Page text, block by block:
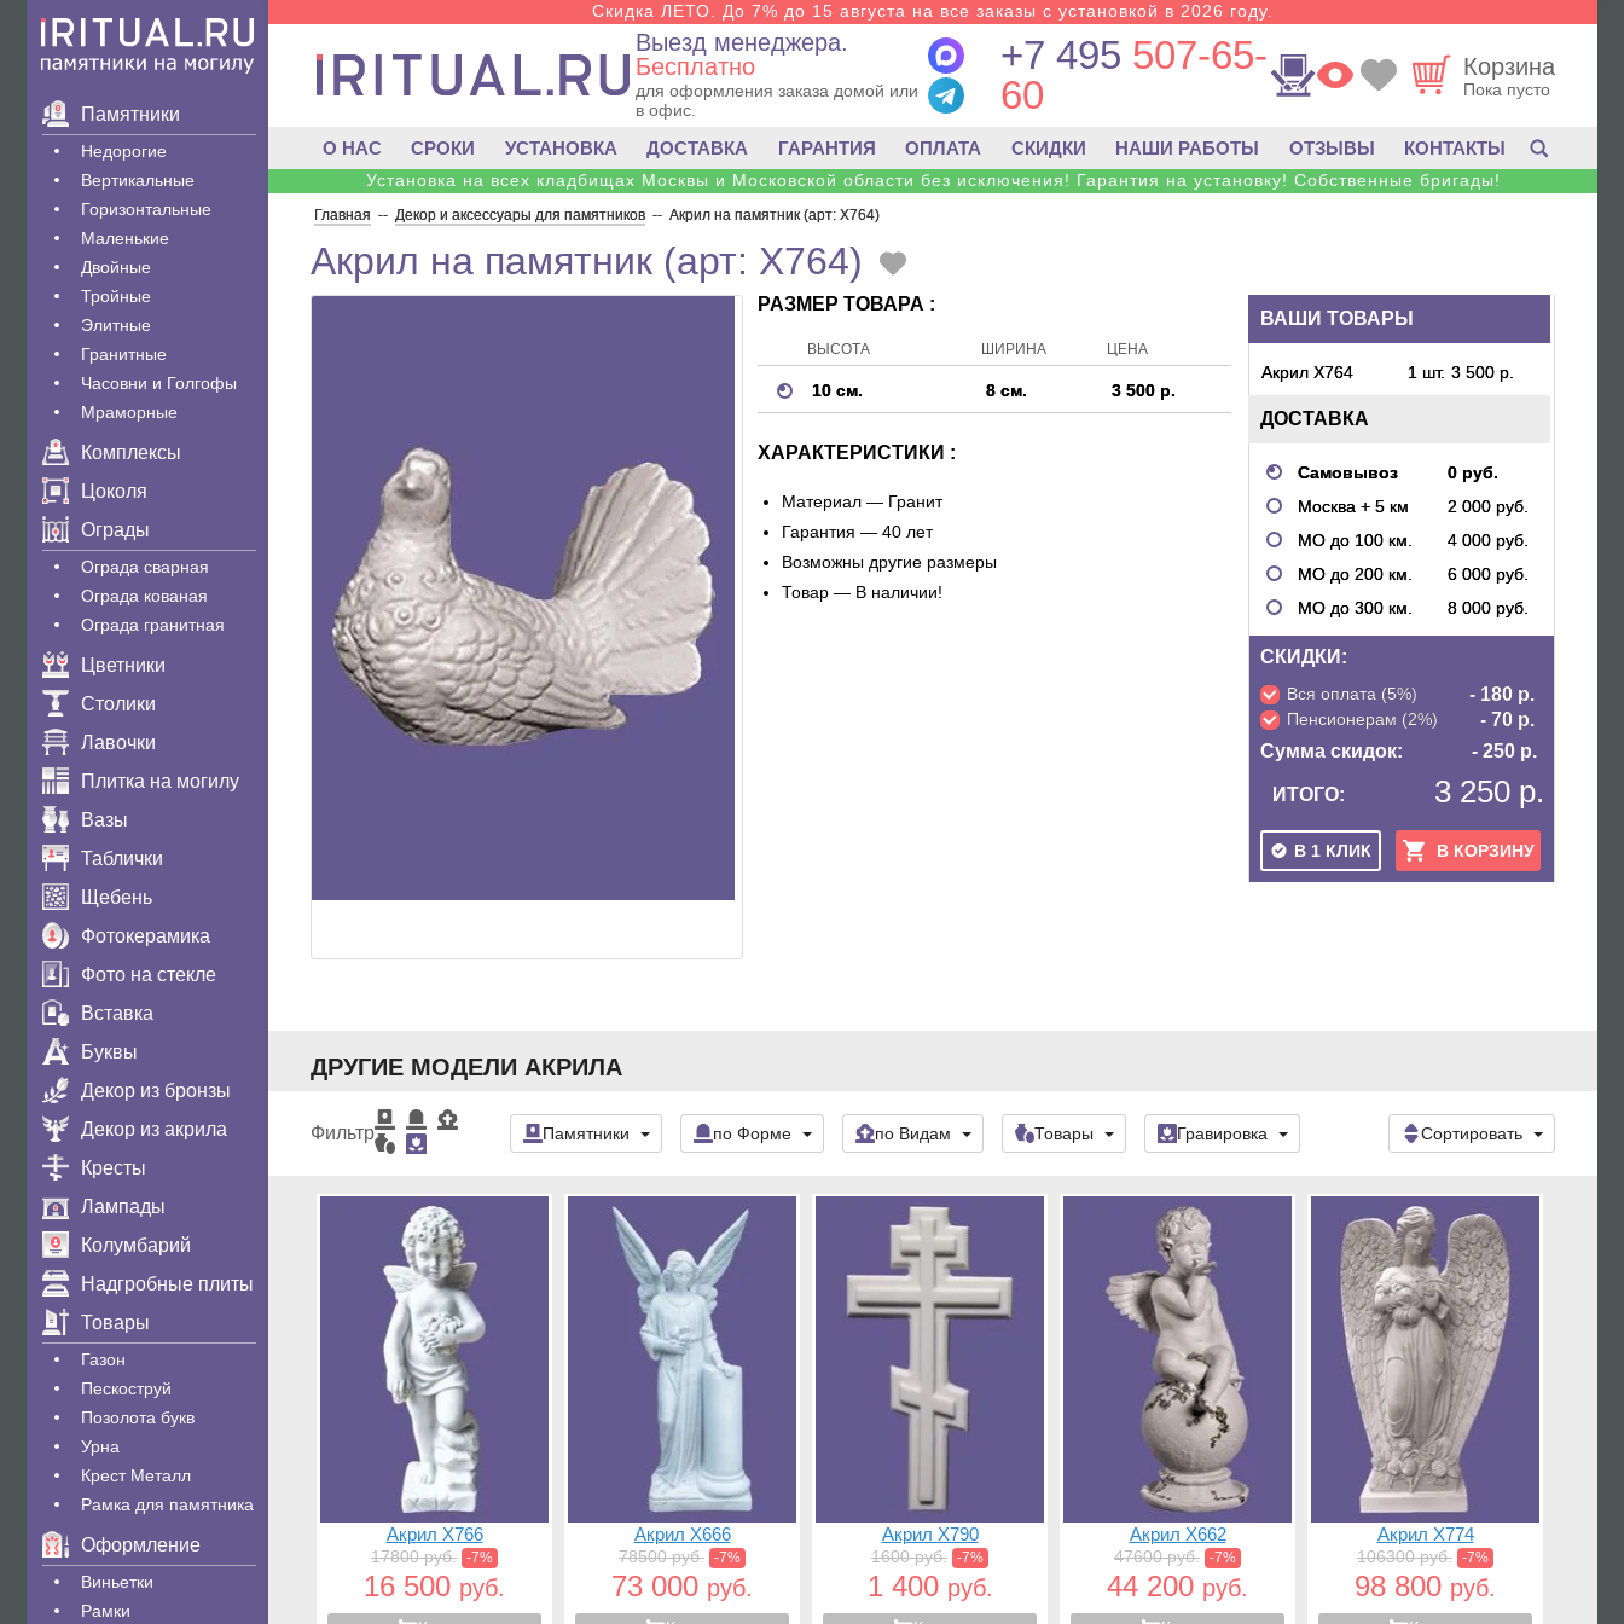
Памятники
Недорогие
Вертикальные
Горизонтальные
Маленькие
Двойные
Тройные
Элитные
Гранитные
Часовни и Голгофы
Мраморные
Комплексы
Цоколя
Ограды
Ограда сварная
Ограда кованая
Ограда гранитная
Цветники
Столики
Лавочки
Плитка на могилу
Вазы
Таблички
Щебень
Фотокерамика
Фото на стекле
Вставка
Буквы
Декор из бронзы
Декор из акрила
Кресты
Лампады
Колумбарий
Надгробные плиты
Товары
Газон
Пескоструй
Позолота букв
Урна
Крест Металл
Рамка для памятника
Оформление
Виньетки
Рамки
Скидка ЛЕТО. До 7% до 15 августа на все заказы с установкой в 2026 году.
Выезд менеджера.
Бесплатно
для оформления заказа домой или
в офис.
+7 495 507-65-
60
Корзина
Пока пусто
О НАС СРОКИ УСТАНОВКА ДОСТАВКА ГАРАНТИЯ ОПЛАТА СКИДКИ НАШИ РАБОТЫ ОТЗЫВЫ КОНТАКТЫ
Установка на всех кладбищах Москвы и Московской области без исключения! Гарантия на установку! Собственные бригады!
Главная -- Декор и аксессуары для памятников -- Акрил на памятник (арт: X764)
Акрил на памятник (арт: X764)
ВАШИ ТОВАРЫ
Акрил X764 1 шт. 3 500 р.
ДОСТАВКА
Самовывоз
0 руб.
Москва + 5 км
2 000 руб.
МО до 100 км.
4 000 руб.
МО до 200 км.
6 000 руб.
МО до 300 км.
8 000 руб.
СКИДКИ:
Вся оплата (5%) - 180 р.
Пенсионерам (2%)
- 70 р.
Сумма скидок:
- 250 р.
ИТОГО: 3 250 р.
В 1 КЛИК В КОРЗИНУ
РАЗМЕР ТОВАРА :
ВЫСОТА ШИРИНА ЦЕНА
10 см. 8 см. 3 500 р.
ХАРАКТЕРИСТИКИ :
Материал — Гранит
Гарантия — 40 лет
Возможны другие размеры
Товар — В наличии!
ДРУГИЕ МОДЕЛИ АКРИЛА
Фильтр Памятники по Форме по Видам Товары Гравировка Сортировать
Акрил X766
17800 руб. -7%
16 500 руб.
Акрил X666
78500 руб. -7%
73 000 руб.
Акрил X790
1600 руб. -7%
1 400 руб.
Акрил X662
47600 руб. -7%
44 200 руб.
Акрил X774
106300 руб. -7%
98 800 руб.